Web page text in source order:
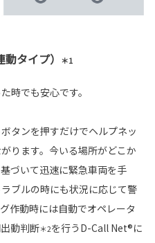
タイプ） ＊1
時でも安心です。
タンを押すだけでヘルプネッ
ります。今いる場所がどこか
づいて迅速に緊急車両を手
ブルの時にも状況に応じて警
作動時には自動でオペレータ
動判断＊2を行うD-Call Net®に